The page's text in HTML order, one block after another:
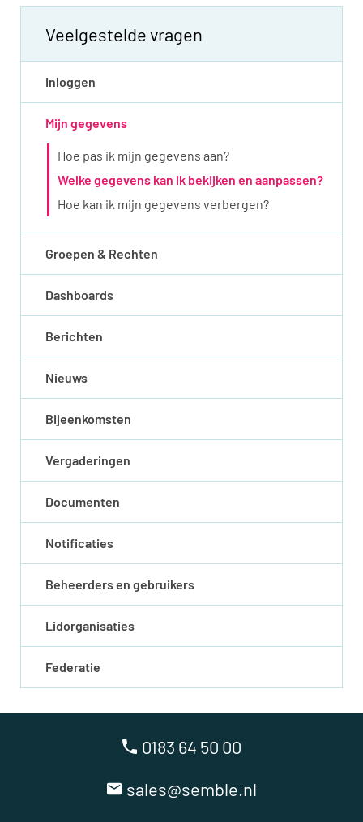
Veelgestelde vragen
Inloggen
Mijn gegevens
Hoe pas ik mijn gegevens aan?
Welke gegevens kan ik bekijken en aanpassen?
Hoe kan ik mijn gegevens verbergen?
Groepen & Rechten
Dashboards
Berichten
Nieuws
Bijeenkomsten
Vergaderingen
Documenten
Notificaties
Beheerders en gebruikers
Lidorganisaties
Federatie
0183 64 50 00
sales@semble.nl